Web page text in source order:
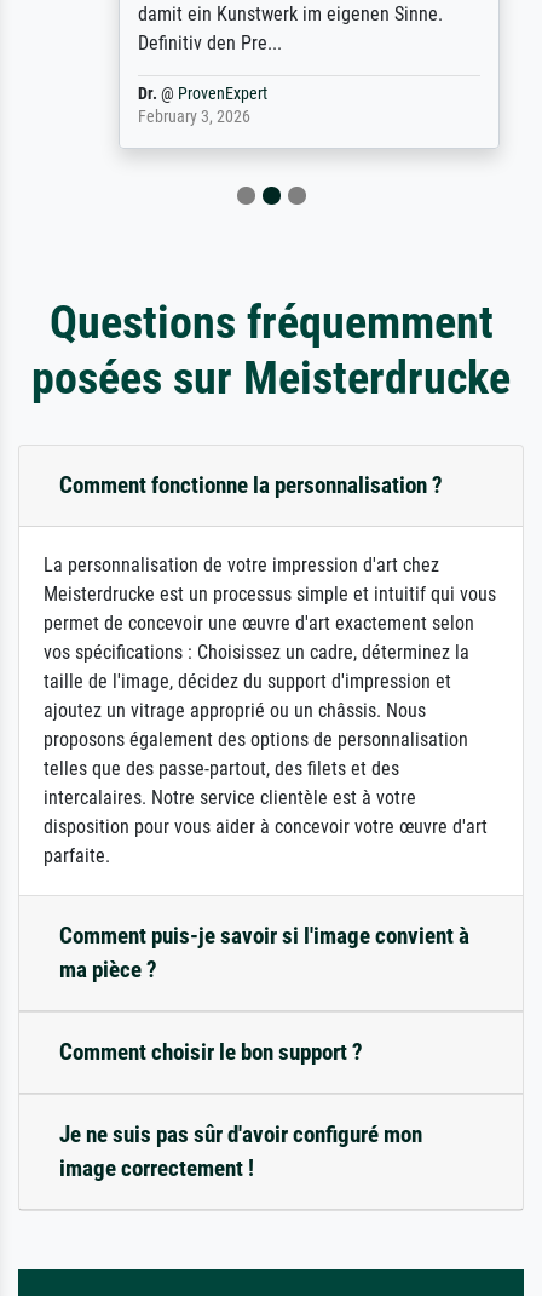
damit ein Kunstwerk im eigenen Sinne.
Definitiv den Pre...
@ProvenExpert
February 3, 2026
Questions fréquemment
posées sur Meisterdrucke
Comment fonctionne la personnalisation ?
La personnalisation de votre impression d'art chez
Meisterdrucke est un processus simple et intuitif qui vous
permet de concevoir une œuvre d'art exactement selon
vos spécifications : Choisissez un cadre, déterminez la
taille de l'image, décidez du support d'impression et
ajoutez un vitrage approprié ou un châssis. Nous
proposons également des options de personnalisation
telles que des passe-partout, des filets et des
intercalaires. Notre service clientèle est à votre
disposition pour vous aider à concevoir votre œuvre d'art
parfaite.
Comment puis-je savoir si l'image convient à
ma pièce ?
Comment choisir le bon support ?
Je ne suis pas sûr d'avoir configuré mon
image correctement !